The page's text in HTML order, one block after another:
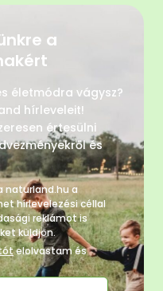
a
életmódra vágysz?
hírleveleit!
értesülni
és
naturland.hu a
hírlevelezési céllal
reklámot is
küldjön.
elolvastam és